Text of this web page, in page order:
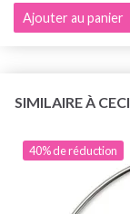
Ajouter au panier
SIMILAIRE À CECI
40% de réduction